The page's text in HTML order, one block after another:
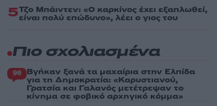
5Τζο Μπάιντεν: «Ο καρκίνος έχει εξαπλωθεί,
είναι πολύ επώδυνο», λέει ο γιος του
Πιο σχολιασμένα
96 Βγήκαν ξανά τα μαχαίρια στην Ελπίδα
για τη Δημοκρατία: «Καρυστιανού,
Γρατσία και Γαλανός μετέτρεψαν το
κίνημα σε φοβικό αρχηγικό κόμμα»